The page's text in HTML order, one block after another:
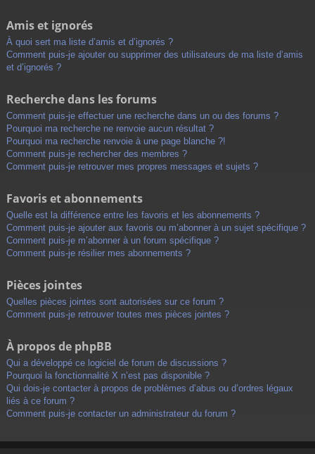
Amis et ignorés
À quoi sert ma liste d’amis et d’ignorés ?
Comment puis-je ajouter ou supprimer des utilisateurs de ma liste d’amis
et d’ignorés ?
Recherche dans les forums
Comment puis-je effectuer une recherche dans un ou des forums ?
Pourquoi ma recherche ne renvoie aucun résultat ?
Pourquoi ma recherche renvoie à une page blanche ?!
Comment puis-je rechercher des membres ?
Comment puis-je retrouver mes propres messages et sujets ?
Favoris et abonnements
Quelle est la différence entre les favoris et les abonnements ?
Comment puis-je ajouter aux favoris ou m’abonner à un sujet spécifique ?
Comment puis-je m’abonner à un forum spécifique ?
Comment puis-je résilier mes abonnements ?
Pièces jointes
Quelles pièces jointes sont autorisées sur ce forum ?
Comment puis-je retrouver toutes mes pièces jointes ?
À propos de phpBB
Qui a développé ce logiciel de forum de discussions ?
Pourquoi la fonctionnalité X n’est pas disponible ?
Qui dois-je contacter à propos de problèmes d’abus ou d’ordres légaux
liés à ce forum ?
Comment puis-je contacter un administrateur du forum ?